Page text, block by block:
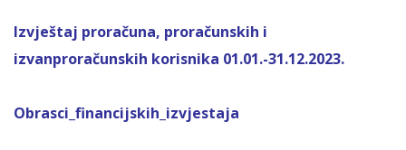
Izvještaj proračuna, proračunskih i
izvanproračunskih korisnika 01.01.-31.12.2023.
Obrasci_financijskih_izvjestaja